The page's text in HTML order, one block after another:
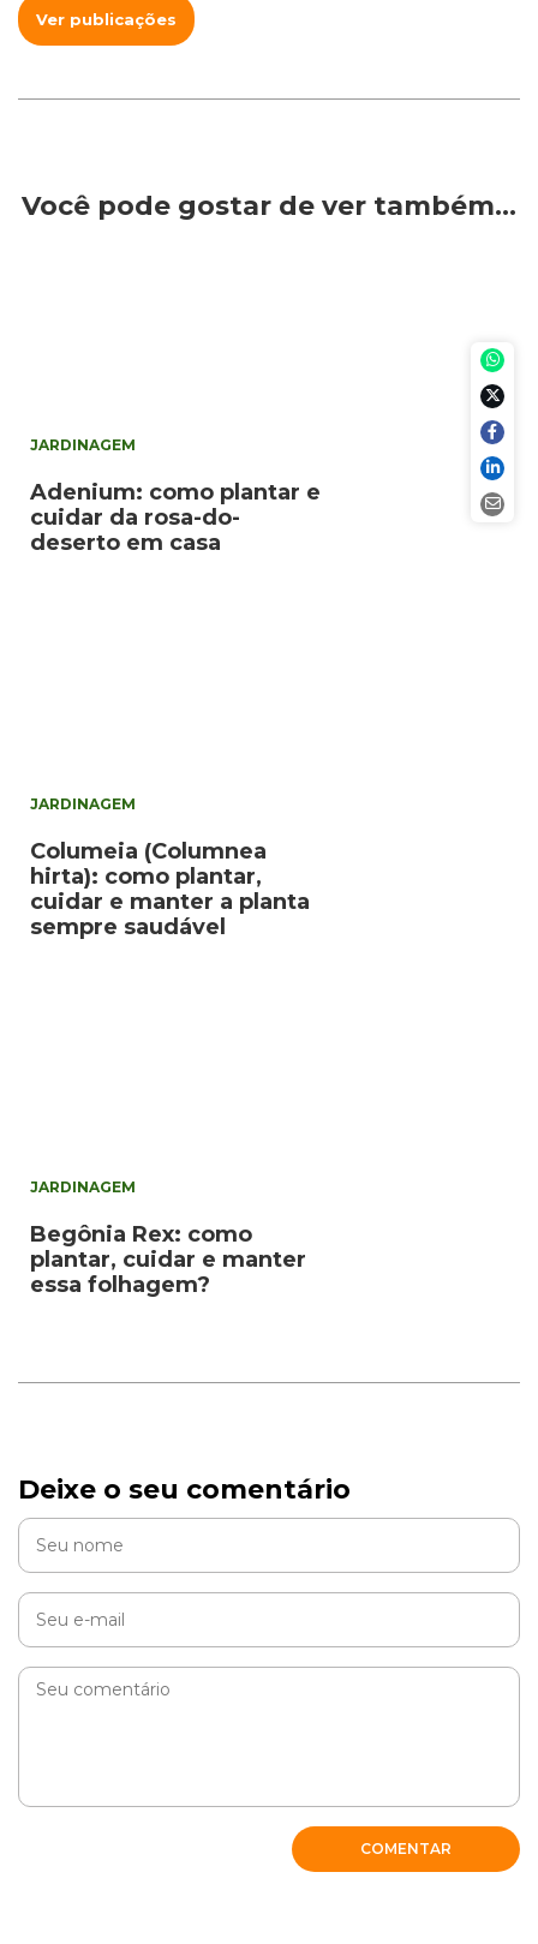
Ver publicações
Você pode gostar de ver também…
JARDINAGEM
Adenium: como plantar e
cuidar da rosa-do-
deserto em casa
JARDINAGEM
Columeia (Columnea
hirta): como plantar,
cuidar e manter a planta
sempre saudável
JARDINAGEM
Begônia Rex: como
plantar, cuidar e manter
essa folhagem?
Deixe o seu comentário
COMENTAR